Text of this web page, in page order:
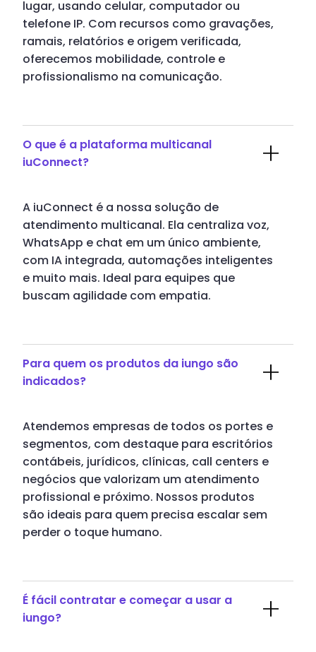
lugar, usando celular, computador ou
telefone IP. Com recursos como gravações,
ramais, relatórios e origem verificada,
oferecemos mobilidade, controle e
profissionalismo na comunicação.
O que é a plataforma multicanal
iuConnect?
A iuConnect é a nossa solução de
atendimento multicanal. Ela centraliza voz,
WhatsApp e chat em um único ambiente,
com IA integrada, automações inteligentes
e muito mais. Ideal para equipes que
buscam agilidade com empatia.
Para quem os produtos da iungo são
indicados?
Atendemos empresas de todos os portes e
segmentos, com destaque para escritórios
contábeis, jurídicos, clínicas, call centers e
negócios que valorizam um atendimento
profissional e próximo. Nossos produtos
são ideais para quem precisa escalar sem
perder o toque humano.
É fácil contratar e começar a usar a
iungo?